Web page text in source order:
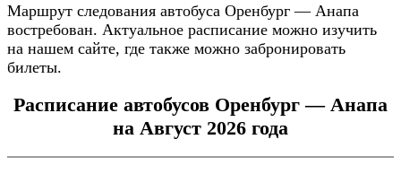
Маршрут следования автобуса Оренбург — Анапа
востребован. Актуальное расписание можно изучить
на нашем сайте, где также можно забронировать
билеты.
Расписание автобусов Оренбург — Анапа
на Август 2026 года